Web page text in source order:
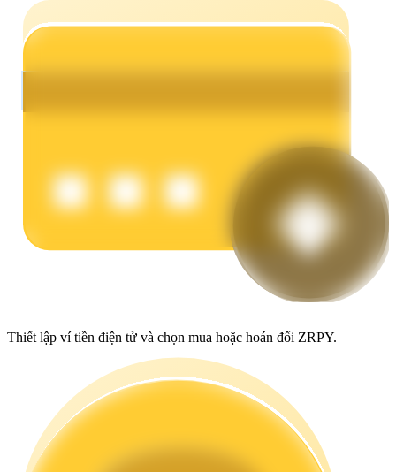
Earn
Thiết lập ví tiền điện tử và chọn mua hoặc hoán đổi ZRPY.